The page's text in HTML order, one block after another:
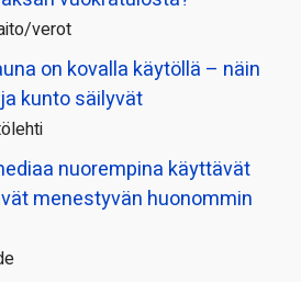
verot
on kovalla käytöllä – näin
kunto säilyvät
nuorempina käyttävät
menestyvän huonommin